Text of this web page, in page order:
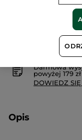
Bezpieczna
Satysfakcja
Darmowa
powyżej 179 zł
DOWIEDZ
Opis